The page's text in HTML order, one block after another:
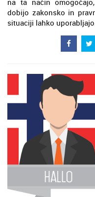
na ta način
dobijo zakonsko in
situaciji lahko